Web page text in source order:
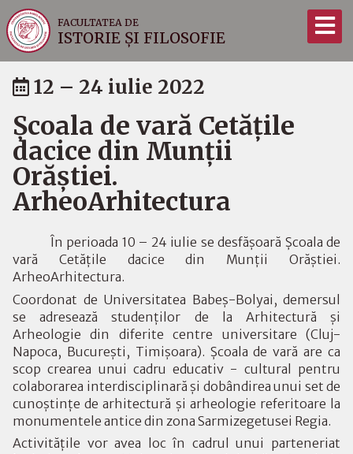
FACULTATEA DE
ISTORIE ȘI FILOSOFIE
12 – 24 iulie 2022
Școala de vară Cetățile
dacice din Munții
Orăștiei.
ArheoArhitectura
În perioada 10 – 24 iulie se desfășoară Școala de
vară Cetățile dacice din Munții Orăștiei.
ArheoArhitectura.
Coordonat de Universitatea Babeș-Bolyai, demersul
se adresează studenților de la Arhitectură și
Arheologie din diferite centre universitare (Cluj-
Napoca, București, Timișoara). Şcoala de vară are ca
scop crearea unui cadru educativ - cultural pentru
colaborarea interdisciplinară și dobândirea unui set de
cunoştinţe de arhitectură şi arheologie referitoare la
monumentele antice din zona Sarmizegetusei Regia.
Activitățile vor avea loc în cadrul unui parteneriat